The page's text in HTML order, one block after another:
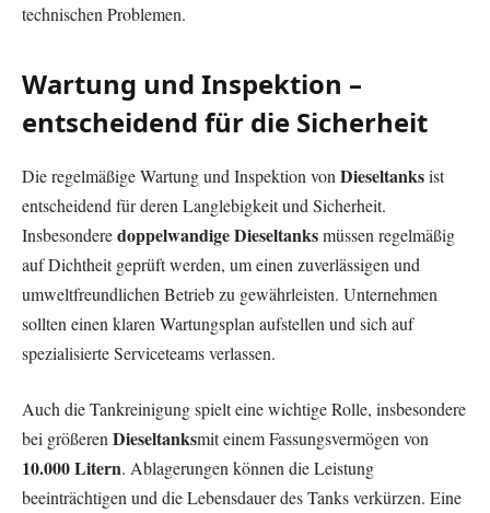
technischen Problemen.
Wartung und Inspektion –
entscheidend für die Sicherheit
Die regelmäßige Wartung und Inspektion von Dieseltanksist
entscheidend für deren Langlebigkeit und Sicherheit.
Insbesonderedoppelwandige Dieseltanksmüssen regelmäßig
auf Dichtheit geprüft werden, um einen zuverlässigen und
umweltfreundlichen Betrieb zu gewährleisten. Unternehmen
sollten einen klaren Wartungsplan aufstellen und sich auf
spezialisierte Serviceteams verlassen.
Auch die Tankreinigung spielt eine wichtige Rolle, insbesondere
bei größeren Dieseltanksmit einem Fassungsvermögen von
10.000 Litern. Ablagerungen können die Leistung
beeinträchtigen und die Lebensdauer des Tanks verkürzen. Eine